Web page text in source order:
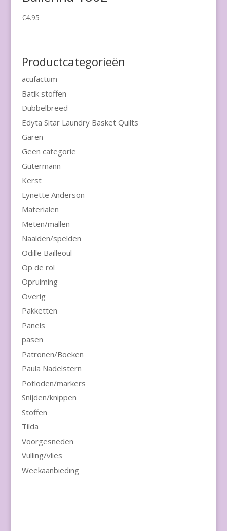
€4.95
Productcategorieën
acufactum
Batik stoffen
Dubbelbreed
Edyta Sitar Laundry Basket Quilts
Garen
Geen categorie
Gutermann
Kerst
Lynette Anderson
Materialen
Meten/mallen
Naalden/spelden
Odille Bailleoul
Op de rol
Opruiming
Overig
Pakketten
Panels
pasen
Patronen/Boeken
Paula Nadelstern
Potloden/markers
Snijden/knippen
Stoffen
Tilda
Voorgesneden
Vulling/vlies
Weekaanbieding